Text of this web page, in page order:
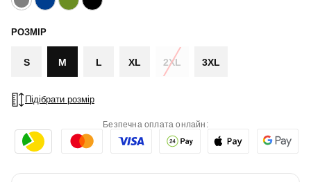
РОЗМІР
S M L XL 2XL 3XL
Підібрати розмір
Безпечна оплата онлайн: